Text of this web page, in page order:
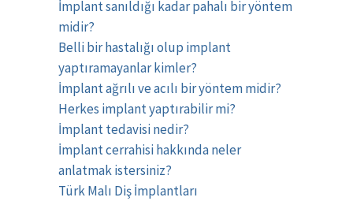
İmplant sanıldığı kadar pahalı bir yöntem
midir?
Belli bir hastalığı olup implant
yaptıramayanlar kimler?
İmplant ağrılı ve acılı bir yöntem midir?
Herkes implant yaptırabilir mi?
İmplant tedavisi nedir?
İmplant cerrahisi hakkında neler
anlatmak istersiniz?
Türk Malı Diş İmplantları